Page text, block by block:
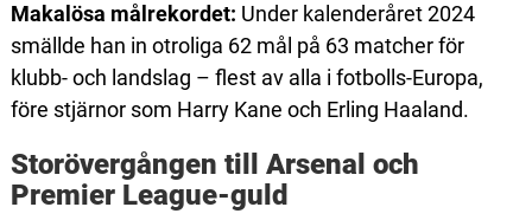
Makalösa målrekordet: Under kalenderåret 2024
smällde han in otroliga 62 mål på 63 matcher för
klubb- och landslag – flest av alla i fotbolls-Europa,
före stjärnor som Harry Kane och Erling Haaland.
Storövergången till Arsenal och
Premier League-guld